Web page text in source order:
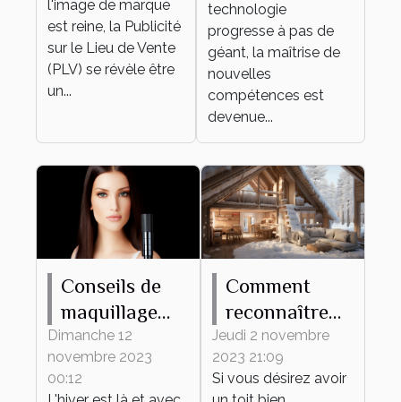
l'image de marque
est reine, la Publicité
sur le Lieu de Vente
(PLV) se révèle être
un...
personnel et
professionnel
technologie
progresse à pas de
géant, la maîtrise de
nouvelles
compétences est
devenue...
Conseils de
maquillage
pour protéger
votre peau du
froid hivernal
Dimanche 12
novembre 2023
00:12
Comment
reconnaître
une maison
mal isolée ?
Jeudi 2 novembre
2023 21:09
Si vous désirez avoir